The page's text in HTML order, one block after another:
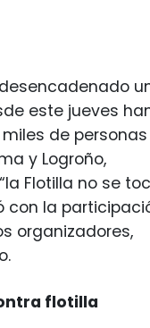
este jueves
miles de
y Logroño,
Flotilla no se
con la
organizadores,
flotilla